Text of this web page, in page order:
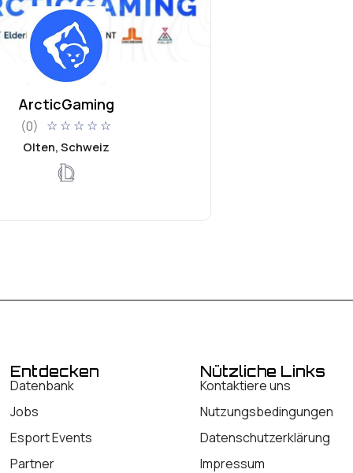
ArcticGaming
(0) ☆ ☆ ☆ ☆ ☆
Olten, Schweiz
Entdecken
Datenbank
Jobs
Esport Events
Partner
Nützliche Links
Kontaktiere uns
Nutzungsbedingungen
Datenschutzerklärung
Impressum